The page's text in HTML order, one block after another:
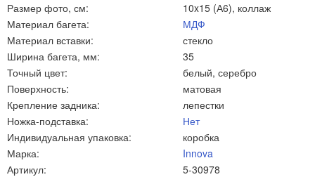
Размер фото, см:
10x15 (А6), коллаж
Материал багета:
МДФ
Материал вставки:
стекло
Ширина багета, мм:
35
Точный цвет:
белый, серебро
Поверхность:
матовая
Крепление задника:
лепестки
Ножка-подставка:
Нет
Индивидуальная упаковка:
коробка
Марка:
Innova
Артикул:
5-30978